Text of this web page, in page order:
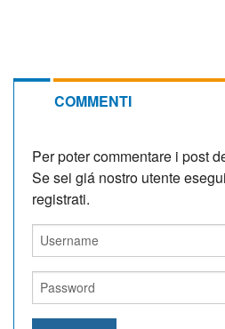
COMMENTI
Per poter commentare i post
Se sei giá nostro utente
registrati.